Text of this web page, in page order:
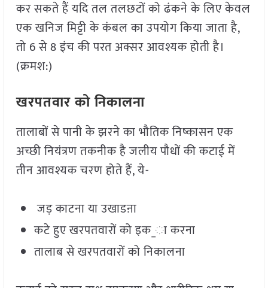
कर सकते हैं यदि तल तलछटों को ढंकने के लिए केवल
एक खनिज मिट्टी के कंबल का उपयोग किया जाता है,
तो 6 से 8 इंच की परत अक्सर आवश्यक होती है।
(क्रमश:)
खरपतवार को निकालना
तालाबों से पानी के झरने का भौतिक निष्कासन एक
अच्छी नियंत्रण तकनीक है जलीय पौधों की कटाई में
तीन आवश्यक चरण होते हैं, ये-
जड़ काटना या उखाडऩा
कटे हुए खरपतवारों को इक_ा करना
तालाब से खरपतवारों को निकालना